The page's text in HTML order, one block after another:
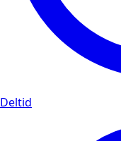
Deltid